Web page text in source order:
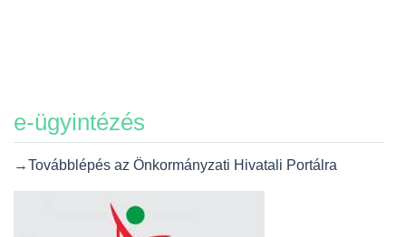
e-ügyintézés
→Továbblépés az Önkormányzati Hivatali Portálra